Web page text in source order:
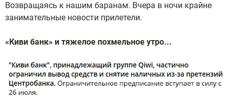
Возвращаясь к нашим баранам. Вчера в ночи крайне
занимательные новости прилетели.
«Киви банк» и тяжелое похмельное утро...